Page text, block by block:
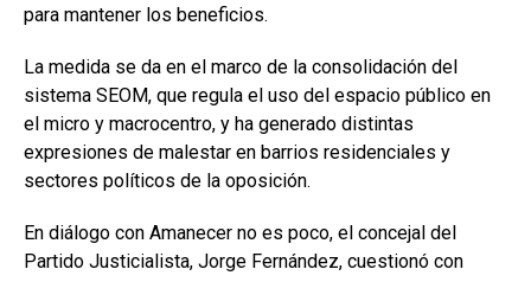
para mantener los beneficios.
La medida se da en el marco de la consolidación del
sistema SEOM, que regula el uso del espacio público en
el micro y macrocentro, y ha generado distintas
expresiones de malestar en barrios residenciales y
sectores políticos de la oposición.
En diálogo con Amanecer no es poco, el concejal del
Partido Justicialista, Jorge Fernández, cuestionó con